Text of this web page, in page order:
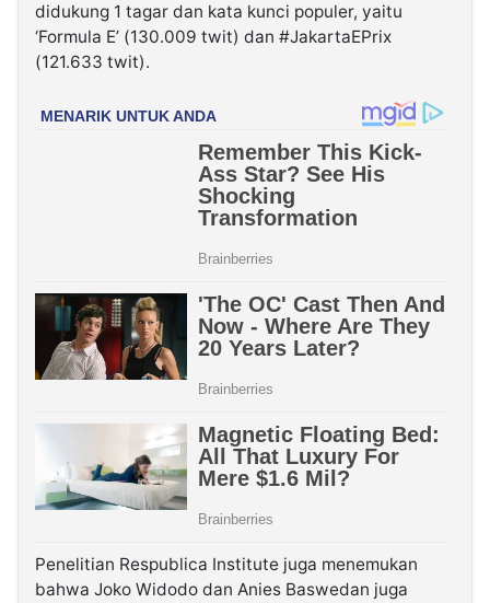
didukung 1 tagar dan kata kunci populer, yaitu
‘Formula E’ (130.009 twit) dan #JakartaEPrix
(121.633 twit).
Penelitian Respublica Institute juga menemukan
bahwa Joko Widodo dan Anies Baswedan juga